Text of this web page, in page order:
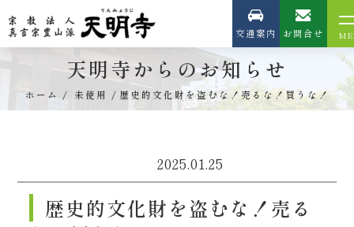
交通案内 お問合せ
天明寺からのお知らせ
ホーム 未使用 歴史的文化財を盗むな！売るな！買うな！
2025.01.25
歴史的文化財を盗むな！売る